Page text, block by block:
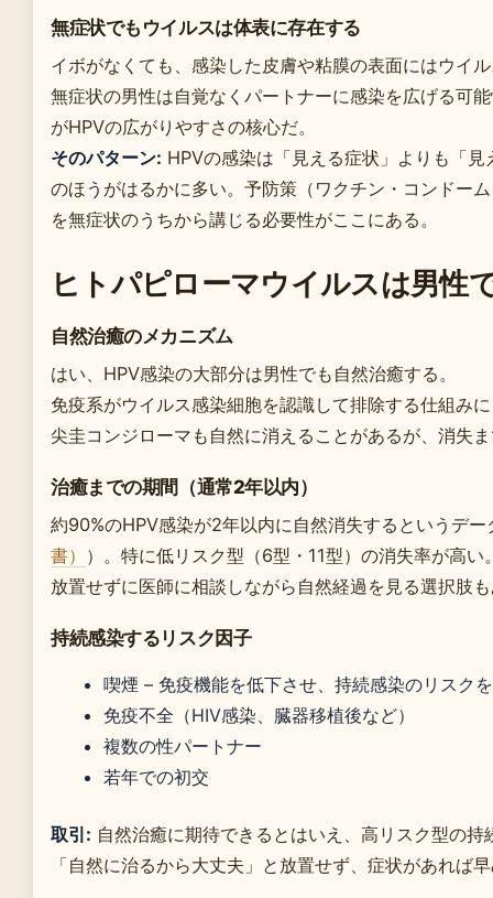
無症状でもウイルスは体表に存在する
イボがなくても、感染した皮膚や粘膜の表面にはウイ
無症状の男性は自覚なくパートナーに感染を広げる可
がHPVの広がりやすさの核心だ。
そのパターン: HPVの感染は「見える症状」よりも「
のほうがはるかに多い。予防策（ワクチン・コンドー
を無症状のうちから講じる必要性がここにある。
ヒトパピローマウイルスは男性
自然治癒のメカニズム
はい、HPV感染の大部分は男性でも自然治癒する。
免疫系がウイルス感染細胞を認識して排除する仕組み
尖圭コンジローマも自然に消えることがあるが、消失
治癒までの期間（通常2年以内）
約90%のHPV感染が2年以内に自然消失するというデー
書） ）。特に低リスク型（6型・11型）の消失率が高
放置せずに医師に相談しながら自然経過を見る選択肢
持続感染するリスク因子
喫煙 – 免疫機能を低下させ、持続感染のリスク
免疫不全（HIV感染、臓器移植後など）
複数の性パートナー
若年での初交
取引: 自然治癒に期待できるとはいえ、高リスク型の
「自然に治るから大丈夫」と放置せず、症状があれば